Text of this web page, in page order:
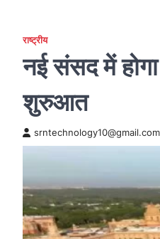
राष्ट्रीय
नई संसद में
शुरुआत
srntechnology10@gmail.com